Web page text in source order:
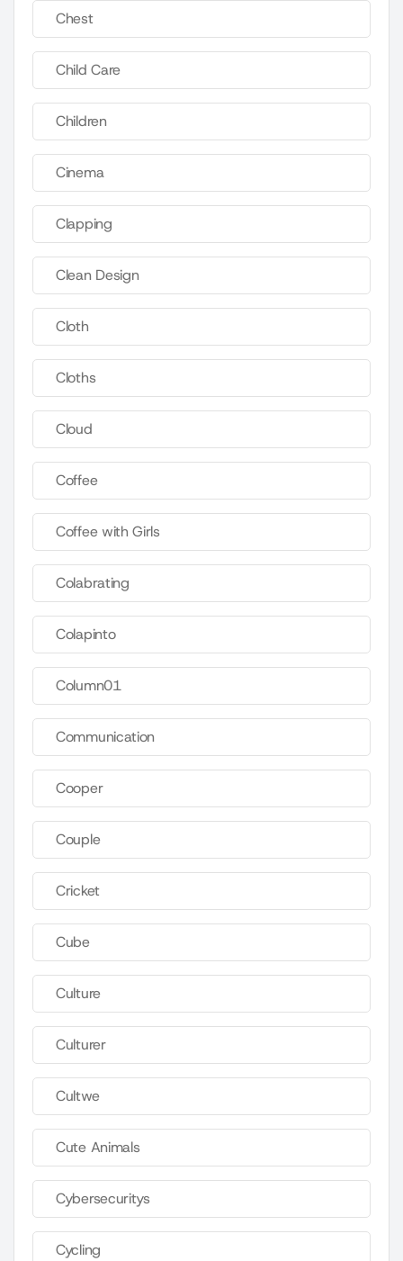
Chest
Child Care
Children
Cinema
Clapping
Clean Design
Cloth
Cloths
Cloud
Coffee
Coffee with Girls
Colabrating
Colapinto
Column01
Communication
Cooper
Couple
Cricket
Cube
Culture
Culturer
Cultwe
Cute Animals
Cybersecuritys
Cycling